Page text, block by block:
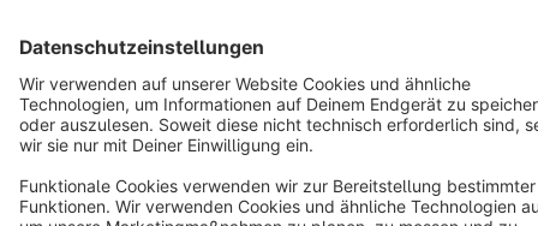
Terms & Conditions
Cookie settings
Copyright © shopware AG - All rights reserved
Notice: * All prices are quoted net of the statutory value-added tax